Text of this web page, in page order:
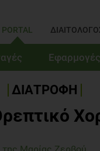
PORTAL
Εφαρμογές
ΔΙΑΤΡΟΦΗ